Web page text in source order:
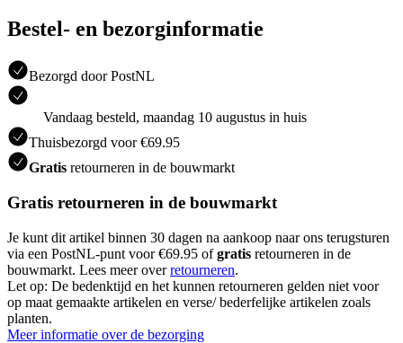
Bestel- en bezorginformatie
Bezorgd door PostNL
Vandaag besteld, maandag 10 augustus in huis
Thuisbezorgd voor €69.95
Gratis retourneren in de bouwmarkt
Gratis retourneren in de bouwmarkt
Je kunt dit artikel binnen 30 dagen na aankoop naar ons terugsturen
via een PostNL-punt voor €69.95 ofgratis retourneren in de
bouwmarkt. Lees meer overretourneren.
Let op: De bedenktijd en het kunnen retourneren gelden niet voor
op maat gemaakte artikelen en verse/ bederfelijke artikelen zoals
planten.
Meer informatie over de bezorging